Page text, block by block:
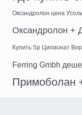
Оксандролон цена
Оксандролон +
Купить Sp Ципионат
Ferring Gmbh
Примоболан